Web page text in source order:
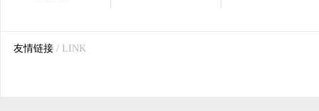
友情链接 / LINK